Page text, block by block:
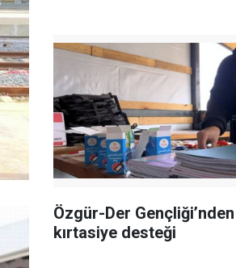
Özgür-Der Gençliği’nden
kırtasiye desteği